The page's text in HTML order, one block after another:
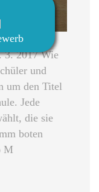
3. 2017 Wie
und
um den Titel
Jede
die sie
boten
M